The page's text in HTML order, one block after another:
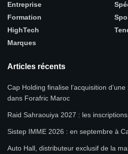
Entreprise
Formation
HighTech
Marques
Articles récents
Cap Holding finalise l’acquisition
dans Forafric Maroc
Raid Sahraouiya 2027 : les
Sistep IMME 2026 : en septembre à
Auto Hall, distributeur exclusif de la